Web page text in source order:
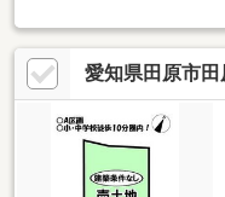
愛知県田原市